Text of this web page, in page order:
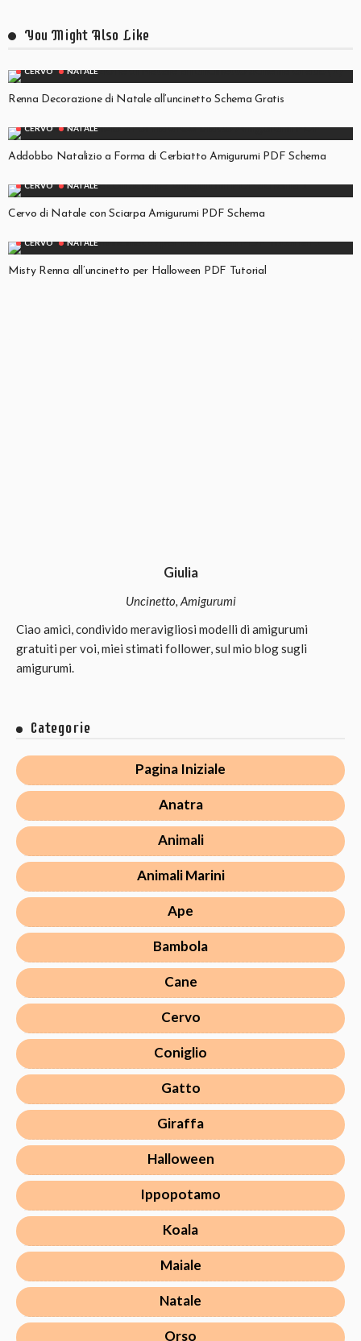
You Might Also Like
CERVO NATALE
Renna Decorazione di Natale all’uncinetto Schema Gratis
CERVO NATALE
Addobbo Natalizio a Forma di Cerbiatto Amigurumi PDF Schema
CERVO NATALE
Cervo di Natale con Sciarpa Amigurumi PDF Schema
CERVO NATALE
Misty Renna all’uncinetto per Halloween PDF Tutorial
Giulia
Uncinetto, Amigurumi
Ciao amici, condivido meravigliosi modelli di amigurumi
gratuiti per voi, miei stimati follower, sul mio blog sugli
amigurumi.
Categorie
Pagina Iniziale
Anatra
Animali
Animali Marini
Ape
Bambola
Cane
Cervo
Coniglio
Gatto
Giraffa
Halloween
Ippopotamo
Koala
Maiale
Natale
Orso